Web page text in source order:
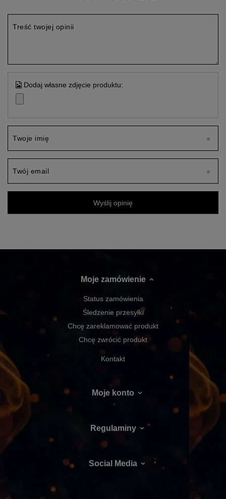
Treść twojej opinii
Dodaj własne zdjęcie produktu:
Twoje imię
Twój email
Wyślij opinię
Moje zamówienie
Status zamówienia
Śledzenie przesyłki
Chcę zareklamować produkt
Chcę zwrócić produkt
Kontakt
Moje konto
Regulaminy
Social Media